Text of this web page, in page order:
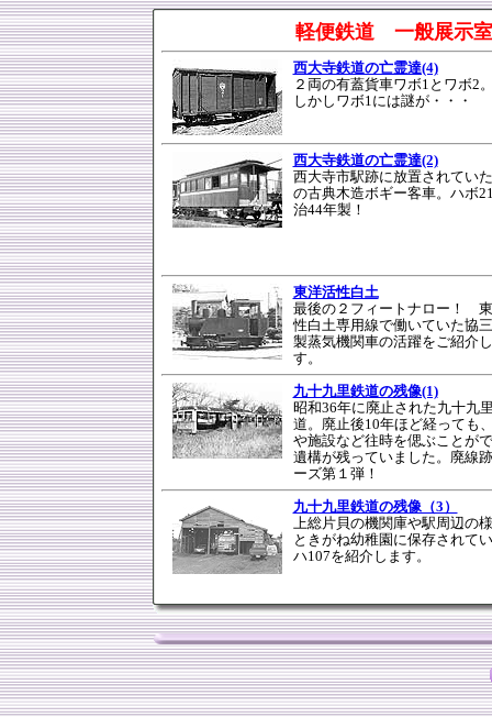
軽便鉄道 一般展示
西大寺鉄道の亡霊達(4)
２両の有蓋貨車ワボ1とワボ2
しかしワボ1には謎が・・・
西大寺鉄道の亡霊達(2)
西大寺市駅跡に放置されてい
の古典木造ボギー客車。ハボ
治44年製！
東洋活性白土
最後の２フィートナロー！
性白土専用線で働いていた協
製蒸気機関車の活躍をご紹介
す。
九十九里鉄道の残像(1)
昭和36年に廃止された九十九
道。廃止後10年ほど経っても
や施設など往時を偲ぶことが
遺構が残っていました。廃線
ーズ第１弾！
九十九里鉄道の残像（3）
上総片貝の機関庫や駅周辺の
ときがね幼稚園に保存されて
ハ107を紹介します。